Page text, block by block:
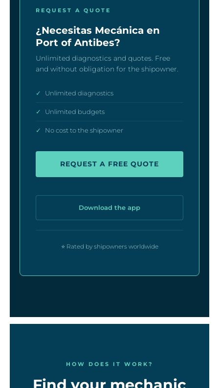
REQUEST A QUOTE
¿Necesitas Mecánica en
Port of Antibes?
Unlimited diagnostics and quotes. Free
and without obligation for the shipowner.
✓ Unlimited diagnostics
✓ Unlimited budgets
✓ No cost to the shipowner
REQUEST A FREE QUOTE
Download the app
⭐ Rated by shipowners worldwide
HOW DOES IT WORK?